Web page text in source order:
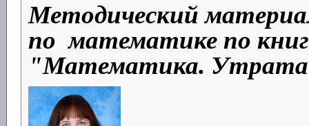
Методический
по математике по
"Математика. Утрата